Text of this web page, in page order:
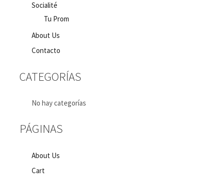
Socialité
Tu Prom
About Us
Contacto
CATEGORÍAS
No hay categorías
PÁGINAS
About Us
Cart